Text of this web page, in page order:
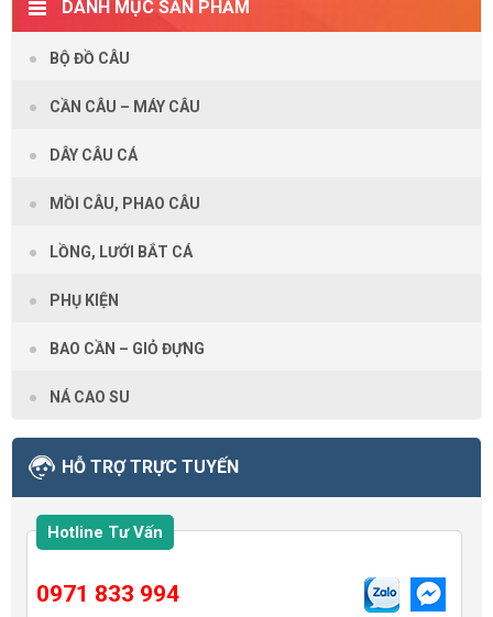
DANH MỤC SẢN PHẨM
BỘ ĐỒ CÂU
CẦN CÂU – MÁY CÂU
DÂY CÂU CÁ
MỒI CÂU, PHAO CÂU
LỒNG, LƯỚI BẮT CÁ
PHỤ KIỆN
BAO CẦN – GIỎ ĐỰNG
NÁ CAO SU
HỖ TRỢ TRỰC TUYẾN
Hotline Tư Vấn
0971 833 994